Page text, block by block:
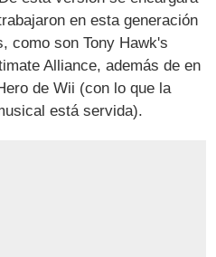
en esta generación
como son Tony Hawk's
Alliance, además de en
de Wii (con lo que la
está servida).